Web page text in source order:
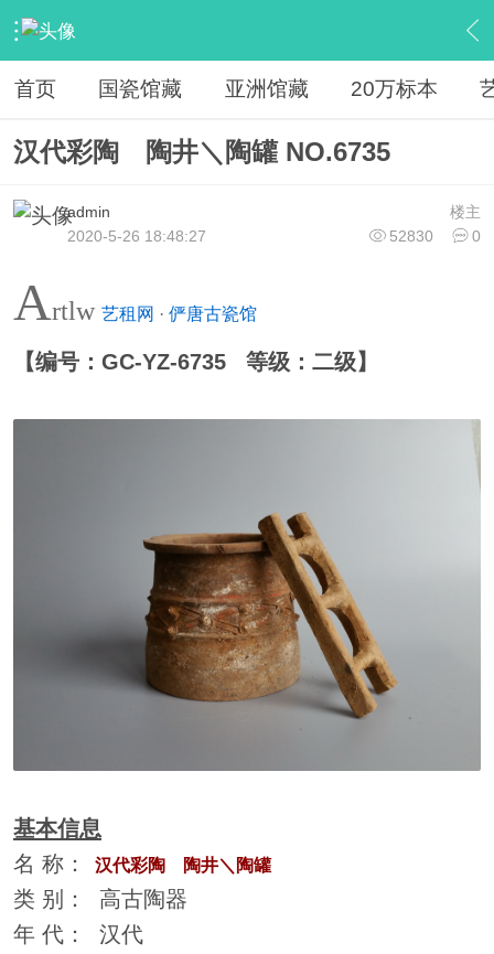
› 馆藏 › 馆藏古陶瓷 › 内容
首页 国瓷馆藏 亚洲馆藏 20万标本
汉代彩陶 陶井＼陶罐 NO.6735
楼主
admin
52830
0
2020-5-26 18:48:27
Artlw 艺租网 · 俨唐古瓷馆
【编号：GC-YZ-6735 等级：二级】
基本信息
名 称：
汉代彩陶 陶井＼陶罐
类 别： 高古陶器
年 代： 汉代